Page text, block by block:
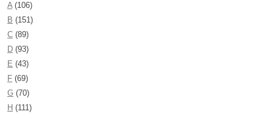
A(106)
B (151)
C (89)
D (93)
E (43)
F (69)
G (70)
H (111)